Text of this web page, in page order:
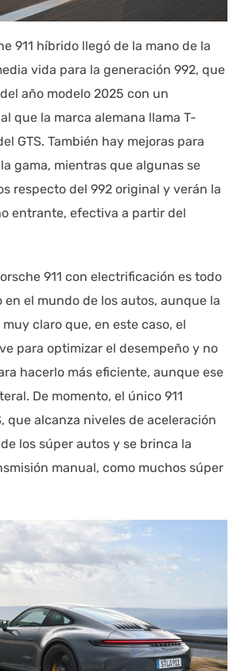
911 híbrido llegó de la mano de la
vida para la generación 992, que
año modelo 2025 con un
que la marca alemana llama T-
GTS. También hay mejoras para
gama, mientras que algunas se
respecto del 992 original y verán la
entrante, efectiva a partir del
911 con electrificación es todo
el mundo de los autos, aunque la
claro que, en este caso, el
para optimizar el desempeño y no
hacerlo más eficiente, aunque ese
De momento, el único 911
que alcanza niveles de aceleración
los súper autos y se brinca la
manual, como muchos súper